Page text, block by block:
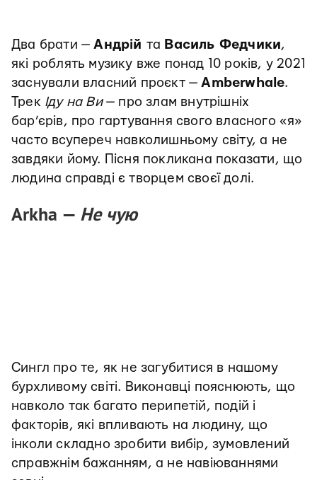
Два брати —Андрій та Василь Федчики,
які роблять музику вже понад 10 років, у 2021
заснували власний проєкт —Amberwhale.
Трек Іду на Ви— про злам внутрішніх
бар’єрів, про гартування свого власного «я»
часто всупереч навколишньому світу, а не
завдяки йому. Пісня покликана показати, що
людина справді є творцем своєї долі.
Arkha — Не чую
Сингл про те, як не загубитися в нашому
бурхливому світі. Виконавці пояснюють, що
навколо так багато перипетій, подій і
факторів, які впливають на людину, що
інколи складно зробити вибір, зумовлений
справжнім бажанням, а не навіюваннями